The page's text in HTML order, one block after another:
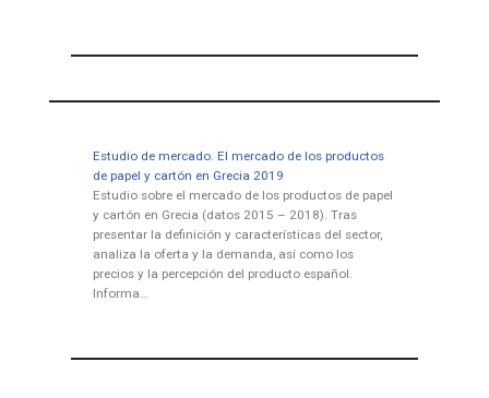
Estudio de mercado. El mercado de los productos
de papel y cartón en Grecia 2019
Estudio sobre el mercado de los productos de papel
y cartón en Grecia (datos 2015 – 2018). Tras
presentar la definición y características del sector,
analiza la oferta y la demanda, así como los
precios y la percepción del producto español.
Informa…